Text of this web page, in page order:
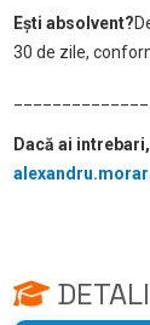
Ești absolvent?
30 de zile,
Dacă ai